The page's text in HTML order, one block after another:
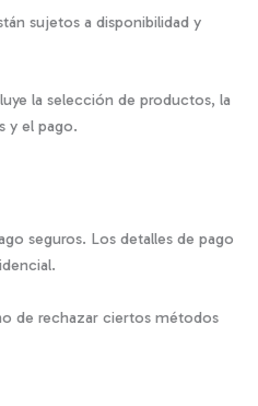
sujetos a disponibilidad y
la selección de productos, la
y el pago.
seguros. Los detalles de pago
de rechazar ciertos métodos